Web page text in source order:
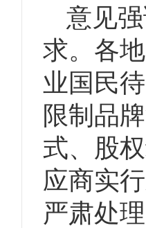
意见
求。各
业国民
限制品
式、股
应商实
严肃处